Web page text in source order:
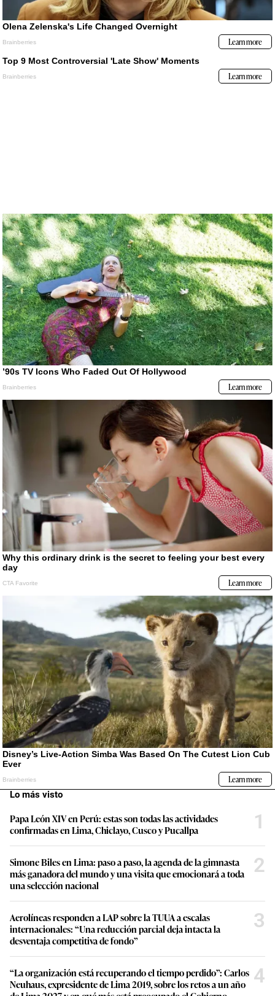
Lo más visto
Papa León XIV en Perú: estas son todas las actividades
confirmadas en Lima, Chiclayo, Cusco y Pucallpa
1
Simone Biles en Lima: paso a paso, la agenda de la gimnasta
más ganadora del mundo y una visita que emocionará a toda
una selección nacional
2
Aerolíneas responden a LAP sobre la TUUA a escalas
internacionales: “Una reducción parcial deja intacta la
desventaja competitiva de fondo”
3
“La organización está recuperando el tiempo perdido”: Carlos
Neuhaus, expresidente de Lima 2019, sobre los retos a un año
4